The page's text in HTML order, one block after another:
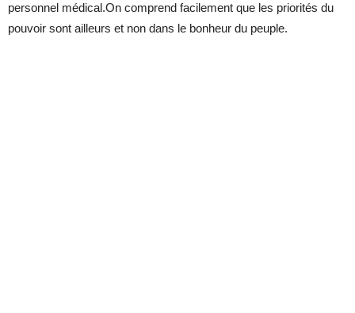
personnel médical.On comprend facilement que les priorités du
pouvoir sont ailleurs et non dans le bonheur du peuple.